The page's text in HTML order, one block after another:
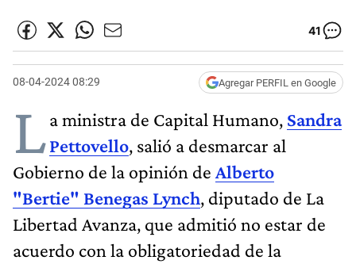
41
08-04-2024 08:29 Agregar PERFIL en Google
La ministra de Capital Humano, Sandra
Pettovello, salió a desmarcar al
Gobierno de la opinión de Alberto
"Bertie" Benegas Lynch, diputado de La
Libertad Avanza, que admitió no estar de
acuerdo con la obligatoriedad de la